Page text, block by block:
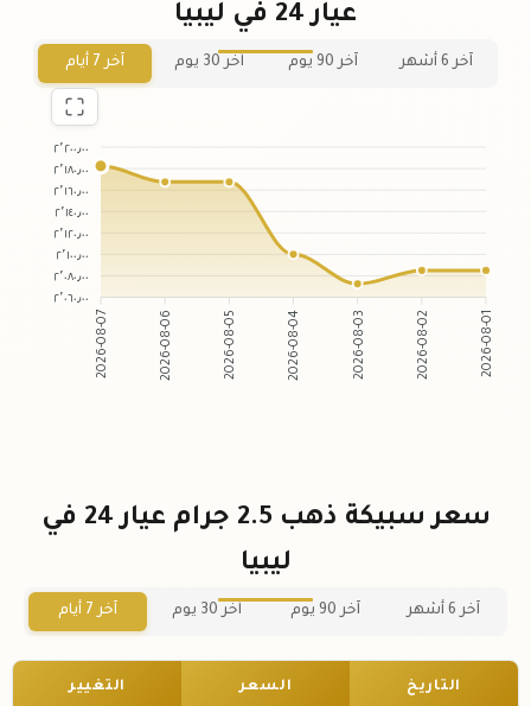
عيار 24 في ليبيا
آخر 6 أشهر آخر 90 يوم آخر 30 يوم آخر 7 أيام
٢٬٢٠٠٫٠٠
٢٬١٨٠٫٠٠
٢٬١٦٠٫٠٠
٢٬١٤٠٫٠٠
٢٬١٢٠٫٠٠
٢٬١٠٠٫٠٠
٢٬٠٨٠٫٠٠
٢٬٠٦٠٫٠٠
2026-08-07 2026-08-06 2026-08-05 2026-08-04 2026-08-03 2026-08-02 2026-08-01
سعر سبيكة ذهب 2.5 جرام عيار 24 في
ليبيا
آخر 6 أشهر آخر 90 يوم آخر 30 يوم آخر 7 أيام
التاريخ السعر التغيير